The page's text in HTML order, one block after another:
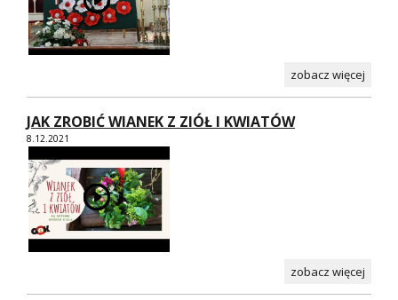
zobacz więcej
JAK ZROBIĆ WIANEK Z ZIÓŁ I KWIATÓW
8.12.2021
zobacz więcej